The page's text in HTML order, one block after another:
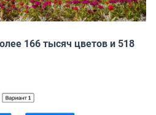
166 тысяч цветов и 518